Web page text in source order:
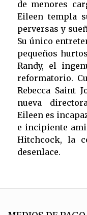
de menores
Eileen templa
perversas y
Su único
pequeños
Randy, el
reformatorio.
Rebecca Saint
nueva
Eileen es
e incipiente
Hitchcock, la
desenlace.